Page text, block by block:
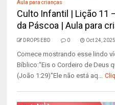
Aula para crianças
Culto Infantil | Lição 11
da Páscoa | Aula para
DROPS EBD 0 Oct 24, 2025
Comece mostrando esse lindo
Bíblico:“Eis o Cordeiro de Deus
(João 1:29)"Ele não está aq...